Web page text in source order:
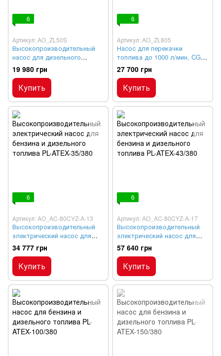
6
Артикул: AO_ZL50S
Высокопроизводительный
насос для дизельного
топлива CG-500, 220В
19 980 грн
Купить
6
Артикул: AO_ZL805
Насос для перекачки
топлива до 1000 л/мин, CG-
1000, 220В
27 700 грн
Купить
6
Артикул: AO_AC-80CYZ-A-13
Высокопроизводительный
электрический насос для
бензина и дизельного
топлива PL-ATEX-35/380
34 777 грн
Купить
6
Артикул: AO_AC-80CYZ-A-17
Высокопроизводительный
электрический насос для
бензина и дизельного
топлива PL-ATEX-43/380
57 640 грн
Купить